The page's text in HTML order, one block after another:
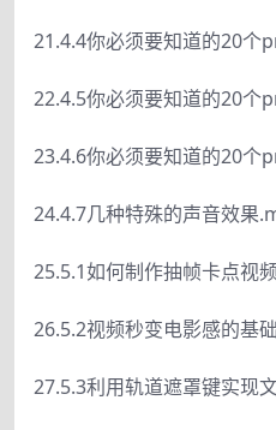
21.4.4你必须要知道的20个
22.4.5你必须要知道的20个
23.4.6你必须要知道的20个
24.4.7几种特殊的声音效果
25.5.1如何制作抽帧卡点视
26.5.2视频秒变电影感的基
27.5.3利用轨道遮罩键实现